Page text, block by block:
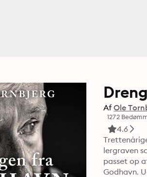
Af Ole
1272
4.6
lergraven
passet op
Godhavn.